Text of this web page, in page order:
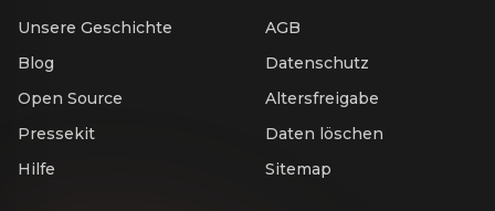
Unsere Geschichte
Blog
Open Source
Pressekit
Hilfe
AGB
Datenschutz
Altersfreigabe
Daten löschen
Sitemap